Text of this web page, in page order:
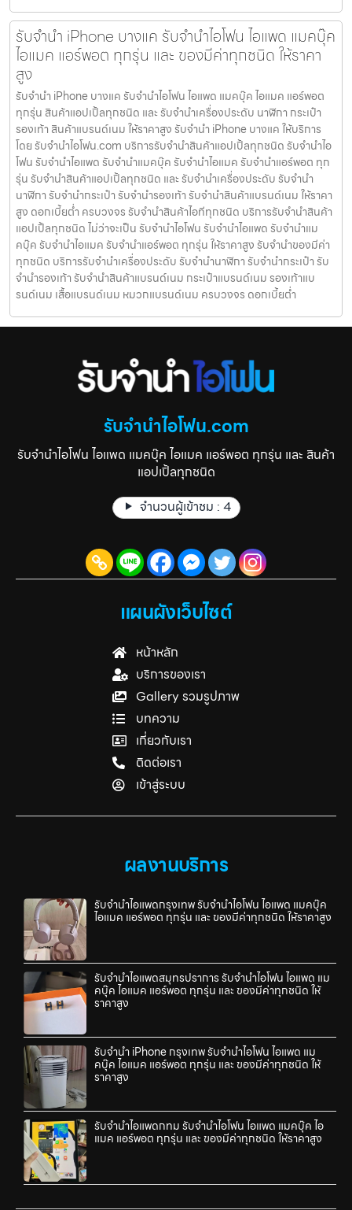
รับจำนำ iPhone บางแค รับจำนำไอโฟน ไอแพด แมคบุ๊ค
ไอแมค แอร์พอต ทุกรุ่น และ ของมีค่าทุกชนิด ให้ราคา
สูง
รับจำนำ iPhone บางแค รับจำนำไอโฟน ไอแพด แมคบุ๊ค ไอแมค แอร์พอต
ทุกรุ่น สินค้าแอปเปิ้ลทุกชนิด และ รับจำนำเครื่องประดับ นาฬิกา กระเป๋า
รองเท้า สินค้าแบรนด์เนม ให้ราคาสูง รับจำนำ iPhone บางแค ให้บริการ
โดย รับจํานําไอโฟน.com บริการรับจำนำสินค้าแอปเปิ้ลทุกชนิด รับจำนำไอ
โฟน รับจำนำไอแพด รับจำนำแมคบุ๊ค รับจำนำไอแมค รับจำนำแอร์พอต ทุก
รุ่น รับจำนำสินค้าแอปเปิ้ลทุกชนิด และ รับจำนำเครื่องประดับ รับจำนำ
นาฬิกา รับจำนำกระเป๋า รับจำนำรองเท้า รับจำนำสินค้าแบรนด์เนม ให้ราคา
สูง ดอกเบี้ยต่ำ ครบวงจร รับจำนำสินค้าไอทีทุกชนิด บริการรับจำนำสินค้า
แอปเปิ้ลทุกชนิด ไม่ว่าจะเป็น รับจำนำไอโฟน รับจำนำไอแพด รับจำนำแม
คบุ๊ค รับจำนำไอแมค รับจำนำแอร์พอต ทุกรุ่น ให้ราคาสูง รับจำนำของมีค่า
ทุกชนิด บริการรับจำนำเครื่องประดับ รับจำนำนาฬิกา รับจำนำกระเป๋า รับ
จำนำรองเท้า รับจำนำสินค้าแบรนด์เนม กระเป๋าแบรนด์เนม รองเท้าแบ
รนด์เนม เสื้อแบรนด์เนม หมวกแบรนด์เนม ครบวงจร ดอกเบี้ยต่ำ
รับจำนำไอโฟน.com
รับจำนำไอโฟน ไอแพด แมคบุ๊ค ไอแมค แอร์พอต ทุกรุ่น และ สินค้า
แอปเปิ้ลทุกชนิด
จำนวนผู้เข้าชม : 4
แผนผังเว็บไซต์
หน้าหลัก
บริการของเรา
Gallery รวมรูปภาพ
บทความ
เกี่ยวกับเรา
ติดต่อเรา
เข้าสู่ระบบ
ผลงานบริการ
รับจำนำไอแพดกรุงเทพ รับจำนำไอโฟน ไอแพด แมคบุ๊ค
ไอแมค แอร์พอต ทุกรุ่น และ ของมีค่าทุกชนิด ให้ราคาสูง
รับจำนำไอแพดสมุทรปราการ รับจำนำไอโฟน ไอแพด แม
คบุ๊ค ไอแมค แอร์พอต ทุกรุ่น และ ของมีค่าทุกชนิด ให้
ราคาสูง
รับจำนำ iPhone กรุงเทพ รับจำนำไอโฟน ไอแพด แม
คบุ๊ค ไอแมค แอร์พอต ทุกรุ่น และ ของมีค่าทุกชนิด ให้
ราคาสูง
รับจำนำไอแพดกทม รับจำนำไอโฟน ไอแพด แมคบุ๊ค ไอ
แมค แอร์พอต ทุกรุ่น และ ของมีค่าทุกชนิด ให้ราคาสูง